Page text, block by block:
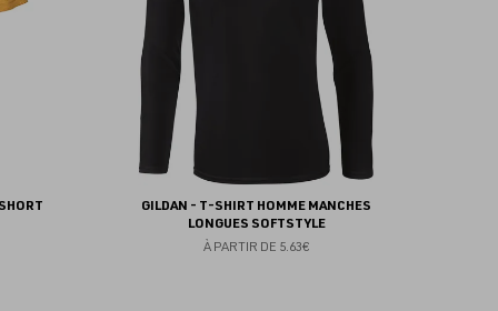
GILDAN - T-SHIRT HOMME MANCHES
LONGUES SOFTSTYLE
À PARTIR DE 5.63€